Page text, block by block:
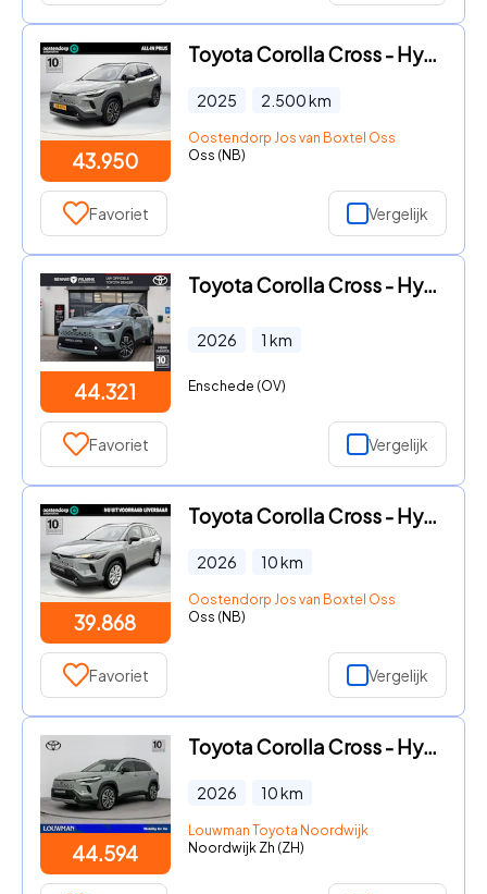
43.950
Toyota Corolla Cross - Hybrid 140 Dynamic **PANORAMA DAK/ STOEL EN STUURWIELVERWARM
2025 2.500km
Oostendorp Jos van Boxtel Oss
Oss (NB)
Favoriet Vergelijk
44.321
Toyota Corolla Cross - Hybrid 140 Dynamic Panoramadak
2026 1 km
Enschede (OV)
Favoriet Vergelijk
39.868
Toyota Corolla Cross - Hybrid 140 Active **NIEUWE AUTO/ DIRECT LEVERBAAR
2026 10km
Oostendorp Jos van Boxtel Oss
Oss (NB)
Favoriet Vergelijk
44.594
Toyota Corolla Cross - Hybrid 140 Dynamic | Apple Carplay & Android Auto | Parkeerc
2026 10km
Louwman Toyota Noordwijk
Noordwijk Zh (ZH)